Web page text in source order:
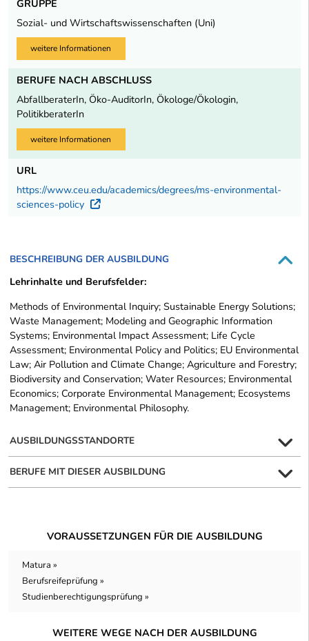
GRUPPE
Sozial- und Wirtschaftswissenschaften (Uni)
weitere Informationen
BERUFE NACH ABSCHLUSS
AbfallberaterIn, Öko-AuditorIn, Ökologe/Ökologin,
PolitikberaterIn
weitere Informationen
URL
https://www.ceu.edu/academics/degrees/ms-environmental-
sciences-policy
Externer Link
BESCHREIBUNG DER AUSBILDUNG
Lehrinhalte und Berufsfelder:
Methods of Environmental Inquiry; Sustainable Energy Solutions;
Waste Management; Modeling and Geographic Information
Systems; Environmental Impact Assessment; Life Cycle
Assessment; Environmental Policy and Politics; EU Environmental
Law; Air Pollution and Climate Change; Agriculture and Forestry;
Biodiversity and Conservation; Water Resources; Environmental
Economics; Corporate Environmental Management; Ecosystems
Management; Environmental Philosophy.
AUSBILDUNGSSTANDORTE
BERUFE MIT DIESER AUSBILDUNG
VORAUSSETZUNGEN FÜR DIE AUSBILDUNG
Matura »
Berufsreifeprüfung »
Studienberechtigungsprüfung »
WEITERE WEGE NACH DER AUSBILDUNG